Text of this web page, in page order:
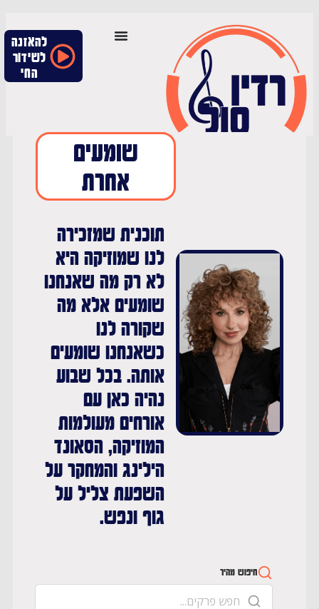
להאזנה
לשידור
החי
שומעים
אחרת
תוכנית שמזכירה
לנו שמוזיקה היא
לא רק מה שאנחנו
שומעים אלא מה
שקורה לנו
כשאנחנו שומעים
אותה. בכל שבוע
נהיה כאן עם
אורחים מעולמות
המוזיקה, הסאונד
הילינג והמחקר על
השפעת צליל על
גוף ונפש.
חיפוש מהיר